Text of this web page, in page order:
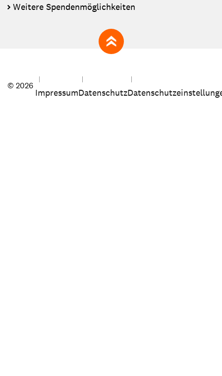
Weitere Spendenmöglichkeiten
zum Seitenanfang
© 2026
ImpressumDatenschutz